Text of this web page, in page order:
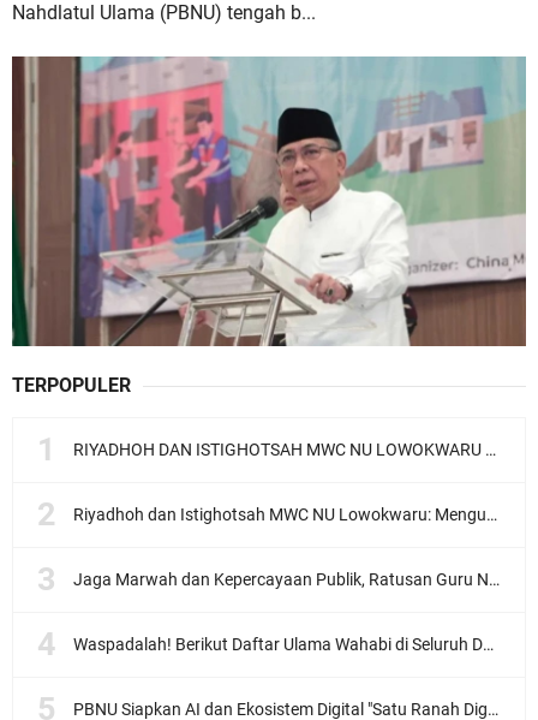
Nahdlatul Ulama (PBNU) tengah b...
TERPOPULER
RIYADHOH DAN ISTIGHOTSAH MWC NU LOWOKWARU Menyambut Muktamar NU ke-35, Meneguhkan Sanad Laku Para Muassis
Riyadhoh dan Istighotsah MWC NU Lowokwaru: Menguatkan Doa, Menjalin Ukhuwah Menyambut Muktamar NU ke-35
Jaga Marwah dan Kepercayaan Publik, Ratusan Guru Ngaji Kota Malang Serukan Deklarasi Ramah Anak
Waspadalah! Berikut Daftar Ulama Wahabi di Seluruh Dunia dan Karya-karyanya
PBNU Siapkan AI dan Ekosistem Digital "Satu Ranah Digital untuk Ulama", Siap Diluncurkan dalam Waktu Dekat!